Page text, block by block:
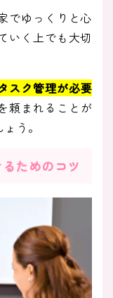
でゆっくりと心
いく上でも大切
スク管理が必要
頼まれることが
う。
ためのコツ